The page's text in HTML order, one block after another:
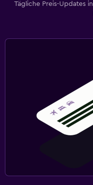
Tägliche Preis-Updates